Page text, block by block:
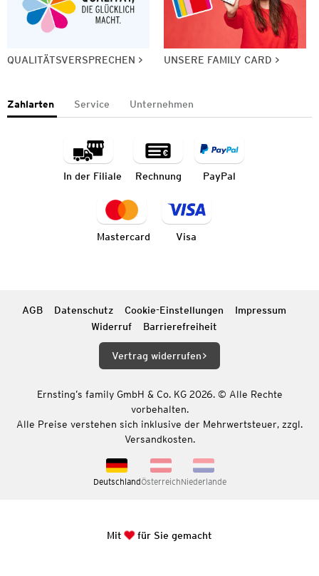
QUALITÄTSVERSPRECHEN UNSERE FAMILY CARD
Zahlarten Service Unternehmen
In der Filiale Rechnung PayPal
Mastercard Visa
AGB Datenschutz Cookie-Einstellungen
Impressum
Widerruf
Barrierefreiheit
Vertrag widerrufen
Ernsting’s family GmbH & Co. KG 2026. © Alle Rechte
vorbehalten.
Alle Preise verstehen sich inklusive der Mehrwertsteuer, zzgl.
Versandkosten.
DeutschlandÖsterreichNiederlande
Mit für Sie gemacht